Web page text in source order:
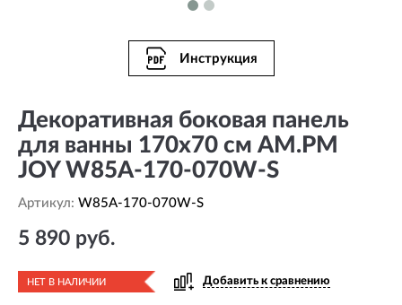
Инструкция
Декоративная боковая панель
для ванны 170х70 см AM.PM
JOY W85A-170-070W-S
Артикул: W85A-170-070W-S
5 890 руб.
НЕТ В НАЛИЧИИ Добавить к сравнению